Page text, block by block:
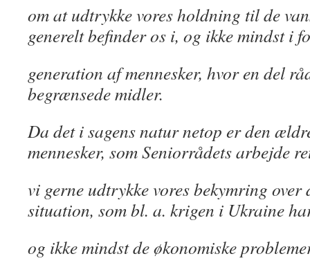
om at udtrykke vores holdning til de
generelt befinder os i, og ikke mindst i
generation af mennesker, hvor en del
begrænsede midler.
Da det i sagens natur netop er den
mennesker, som Seniorrådets arbejde
vi gerne udtrykke vores bekymring over
situation, som bl. a. krigen i Ukraine
og ikke mindst de økonomiske